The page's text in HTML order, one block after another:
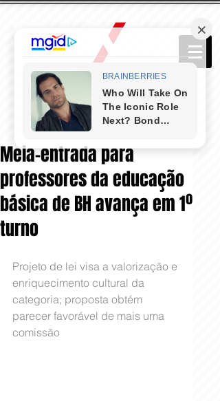
Meia-entrada para
professores da educação
básica de BH avança em 1º
turno
Projeto de lei visa a valorização e
enriquecimento cultural da
categoria; proposta obtém
parecer favorável de mais uma
comissão